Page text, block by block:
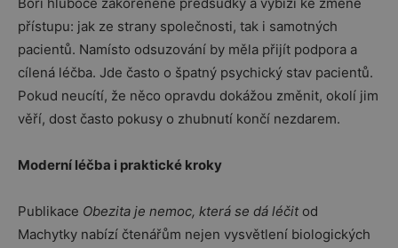
Boří hluboce zakořeněné předsudky a vybízí ke změně
přístupu: jak ze strany společnosti, tak i samotných
pacientů. Namísto odsuzování by měla přijít podpora a
cílená léčba. Jde často o špatný psychický stav pacientů.
Pokud neucítí, že něco opravdu dokážou změnit, okolí jim
věří, dost často pokusy o zhubnutí končí nezdarem.
Moderní léčba i praktické kroky
Publikace Obezita je nemoc, která se dá léčitod
Machytky nabízí čtenářům nejen vysvětlení biologických